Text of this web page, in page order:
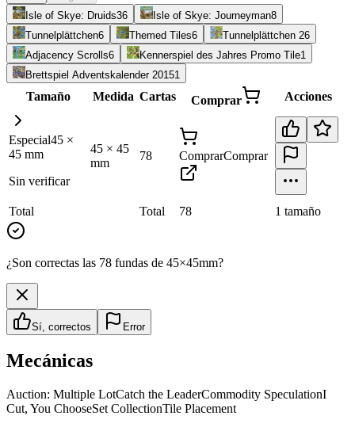
Isle of Skye: Druids36 Isle of Skye: Journeyman8
Tunnelplättchen6 Themed Tiles6 Tunnelplättchen 26
Adjacency Scrolls6 Kennerspiel des Jahres Promo Tile1
Brettspiel Adventskalender 20151
Tamaño Medida Cartas Comprar Acciones
Especial45 ×
45 mm
Sin verificar
45 × 45
mm
78 ComprarComprar
Total Total 78 1 tamaño
¿Son correctas las 78 fundas de 45×45mm?
Sí, correctos Error
Mecánicas
Auction: Multiple LotCatch the LeaderCommodity SpeculationI
Cut, You ChooseSet CollectionTile Placement